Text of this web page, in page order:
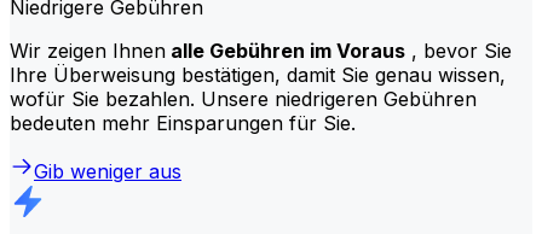
Niedrigere Gebühren
Wir zeigen Ihnen alle Gebühren im Voraus , bevor Sie
Ihre Überweisung bestätigen, damit Sie genau wissen,
wofür Sie bezahlen. Unsere niedrigeren Gebühren
bedeuten mehr Einsparungen für Sie.
Gib weniger aus